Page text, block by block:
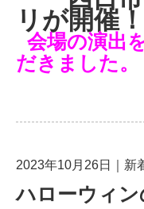
リが開催！
会場の演出
だきました。
2023年10月26日 新
ハローウィ